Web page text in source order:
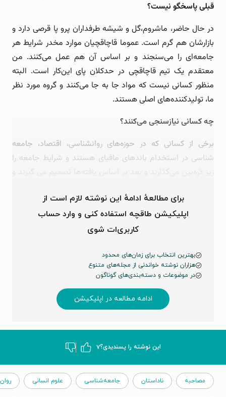
قبلی پاسخگو نیست؟
در حال حاضر، ماشروم،گل و شیشه طرفداران پرو پا قرصی دارد و
بازارشان هم گرم است. عموما قاچاقچیان موارد مخدر شرایط هر
جامعه‌ای را می‌سنجند و بر اساس آن هم عمل می‌کنند. من
معتقدم یک تیم قاچاقچی در حدکلان پای این‌کار است. البته
منظور کسانی نیست که مواد جا به جا می‌کنند و گروه مورد نظر
ما، تولیدکننده‌های اصلی هستند.
چه کسانی نیازسنجی می‌کنند؟
برخی از کسانی که در حوزه‌های روانشناسی، اقتصاد، جامعه
شناسی در استخدام باندهای مافیای هستند و شرایط جامعه را
برای مطالعهٔ ادامهٔ این نوشته لازم است از
اپلیکیشن طاقچه استفاده کنی و وارد حساب
کاربری‌ات شوی
بهترین انتخاب برای زمان‌های محدود
هزاران نوشته خواندنی از مجله‌های متنوع
در موضوعات و دسته‌بندی‌های گوناگون
ادامه مطالعه در اپلیکیشن
این نوشته‌ را پسندیدی؟۷
مصاحبه ناداستان جامعه‌شناسی علوم انسانی